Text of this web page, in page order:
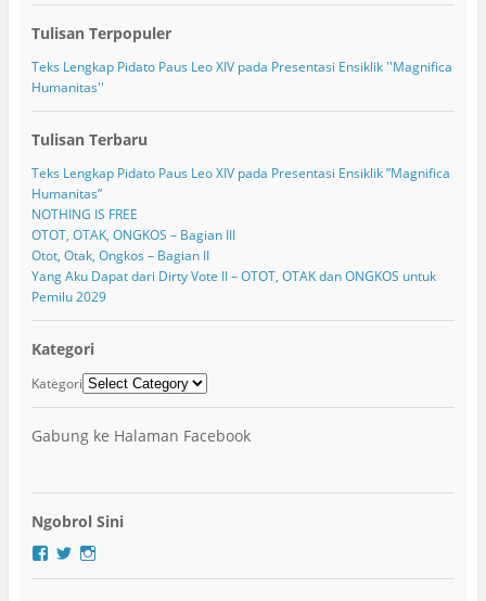
Tulisan Terpopuler
Teks Lengkap Pidato Paus Leo XIV pada Presentasi Ensiklik ''Magnifica
Humanitas''
Tulisan Terbaru
Teks Lengkap Pidato Paus Leo XIV pada Presentasi Ensiklik ”Magnifica
Humanitas”
NOTHING IS FREE
OTOT, OTAK, ONGKOS – Bagian III
Otot, Otak, Ongkos – Bagian II
Yang Aku Dapat dari Dirty Vote II – OTOT, OTAK dan ONGKOS untuk
Pemilu 2029
Kategori
Kategori
Gabung ke Halaman Facebook
Ngobrol Sini
F
T